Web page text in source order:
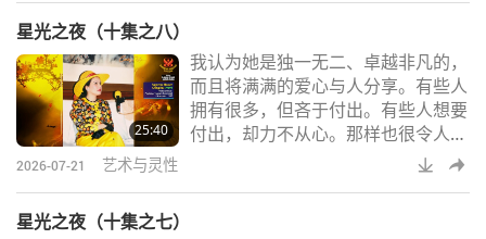
荣幸能受邀前往。我们四处走走，欣
赏清海无上师的其他艺术创作；如绘
画、珠宝、服装设计等。过了一段时
间后，我想是泰［秀和］先生过来对
星光之夜（十集之八）
25:40
我认为她是独一无二、卓越非凡的，
而且将满满的爱心与人分享。有些人
拥有很多，但吝于付出。有些人想要
付出，却力不从心。那样也很令人敬
佩。但她两者兼备，所以极为难能可
2026-07-21 艺术与灵性
星光之夜（十集之七）